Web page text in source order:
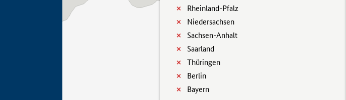
Rheinland-Pfalz
Niedersachsen
Sachsen-Anhalt
Saarland
Thüringen
Berlin
Bayern